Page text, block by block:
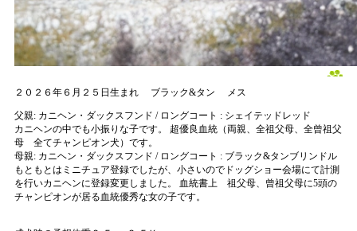
２０２６年６月２５日生まれ ブラック&タン メス
父親: カニヘン・ダックスフンド / ロングコート : シェイテッドレッド
カニヘンの中でも小振りな子です。 超優良血統（両親、全祖父母、全曾祖父
母 全てチャンピオン犬）です。
母親: カニヘン・ダックスフンド / ロングコート : ブラック&タンブリンドル
もともとはミニチュア登録でしたが、小さいのでドッグショー会場にて計測
を行いカニヘンに登録変更しました。 血統書上 祖父母、曾祖父母に5頭の
チャンピオンが居る血統優秀な女の子です。